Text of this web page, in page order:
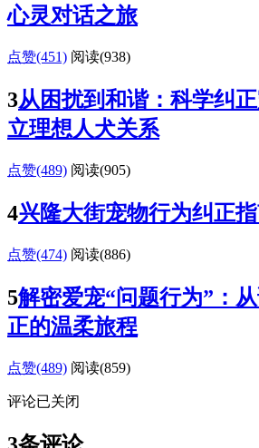
心灵对话之旅
点赞(451) 阅读(938)
3从困扰到和谐：科学纠
立理想人犬关系
点赞(489) 阅读(905)
4兴隆大街宠物行为纠正
点赞(474) 阅读(886)
5解密爱宠“问题行为”：
正的温柔旅程
点赞(489) 阅读(859)
评论已关闭